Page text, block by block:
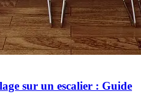
sur un escalier : Guide